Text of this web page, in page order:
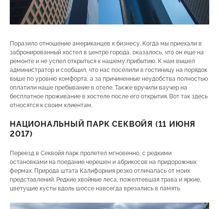
Поразило отношение американцев к бизнесу. Когда мы приехали в
забронированный хостел в центре города, оказалось, что он еще на
ремонте и не успел открыться к нашему прибытию. К нам вышел
администратор и сообщил, что нас поселили в гостиницу на порядок
выше по уровню комфорта, а за причиненные неудобства полностью
оплатили наше пребывание в отеле. Также вручили ваучер на
бесплатное проживание в хостеле после его открытия. Вот так здесь
относятся к своим клиентам.
НАЦИОНАЛЬНЫЙ ПАРК СЕКВОЙЯ (11 ИЮНЯ
2017)
Переезд в Секвойя парк пролетел мгновенно, с редкими
остановками на поедание черешен и абрикосов на придорожных
фермах. Природа штата Калифорния резко отличалась от моих
представлений. Редкие хвойные леса, пожелтевшая трава и яркие,
цветущие кусты вдоль шоссе навсегда врезались в память.